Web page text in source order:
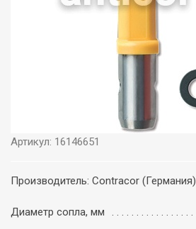
Артикул: 16146651
Производитель: Contracor (Германия)
Диаметр сопла, мм